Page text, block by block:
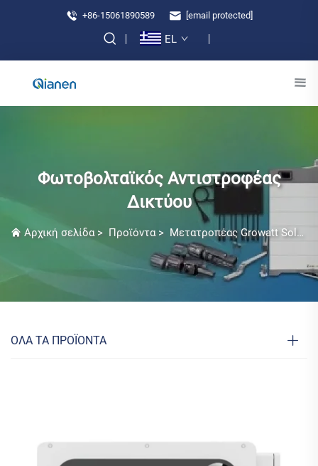
+86-15061890589 [email protected]
EL
Φωτοβολταϊκός Αντιστροφέας
Δικτύου
Αρχική σελίδα> Προϊόντα> Μετατροπέας Growatt Solar
ΟΛΑ ΤΑ ΠΡΟΪΟΝΤΑ